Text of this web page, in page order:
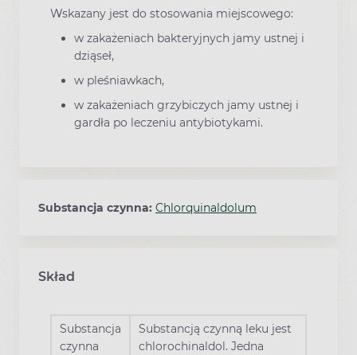
Wskazany jest do stosowania miejscowego:
w zakażeniach bakteryjnych jamy ustnej i
dziąseł,
w pleśniawkach,
w zakażeniach grzybiczych jamy ustnej i
gardła po leczeniu antybiotykami.
Substancja czynna: Chlorquinaldolum
Skład
Substancja
czynna
Substancją czynną leku jest
chlorochinaldol. Jedna